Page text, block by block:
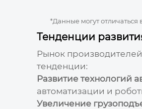
*Данные могут
Тенденции
Рынок
тенденции:
Развитие технологий
автоматизации и
Увеличение